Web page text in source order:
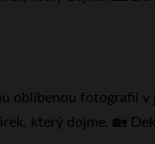
oblíbenou fotografii
který dojme. 🏡